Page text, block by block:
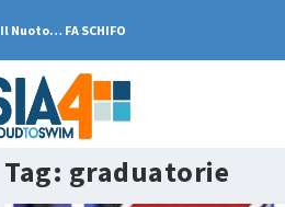
Il Nuoto… FA SCHIFO
Tag: graduatorie